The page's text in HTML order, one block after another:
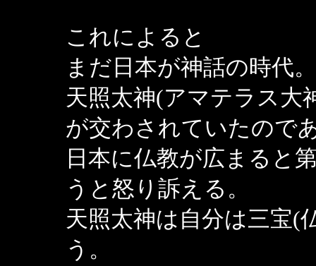
これによると
まだ日本が神話の時
天照太神(アマテラス大
が交わされていたの
日本に仏教が広まると
うと怒り訴える。
天照太神は自分は三宝(
う。